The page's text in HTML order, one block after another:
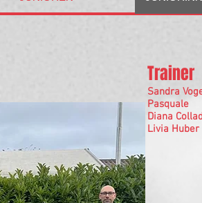
Trainer
Sandra
Pasquale
Diana
Livia Huber